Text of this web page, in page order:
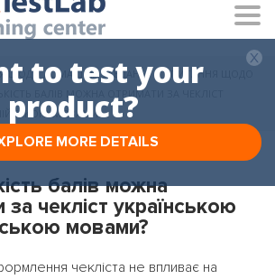
to test your
product?
MORE DETAILS
ЩОДО ДОМАШНІХ ЗАВДАНЬ
ПИТАННЯ ЩОДО
БАЛІВ МОЖНА ОТРИМАТИ ЗА ЧЕКЛІСТ
МОВАМИ?
балів можна
за чекліст українською
мовами?
чекліста не впливає на